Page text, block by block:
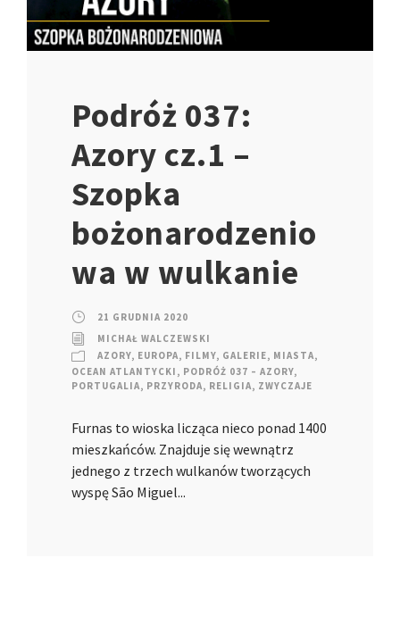
Podróż 037:
Azory cz.1 –
Szopka
bożonarodzenio
wa w wulkanie
21 GRUDNIA 2020
MICHAŁ WALCZEWSKI
AZORY, EUROPA, FILMY, GALERIE, MIASTA,
OCEAN ATLANTYCKI , PODRÓŻ 037 – AZORY,
PORTUGALIA, PRZYRODA, RELIGIA, ZWYCZAJE
Furnas to wioska licząca nieco ponad 1400
mieszkańców. Znajduje się wewnątrz
jednego z trzech wulkanów tworzących
wyspę São Miguel...